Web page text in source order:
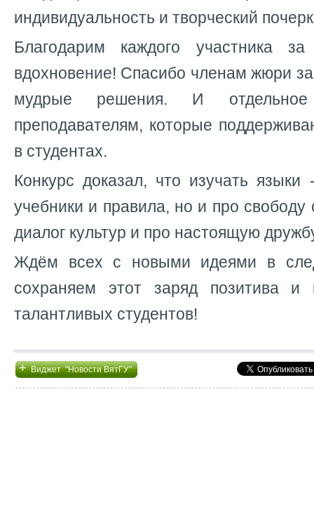
индивидуальность и творческий
Благодарим каждого участника
вдохновение! Спасибо членам жюри
мудрые решения. И
преподавателям, которые
в студентах.
Конкурс доказал, что изучать
учебники и правила, но и про
диалог культур и про настоящую
Ждём всех с новыми идеями в
сохраняем этот заряд позитива и
талантливых студентов!
+Виджет "Новости ВятГУ"